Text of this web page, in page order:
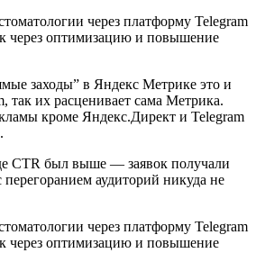
заходы” в Яндекс Метрике это и
так их расценивает сама Метрика.
кроме Яндекс.Директ и Telegram
CTR был выше — заявок получали
аудиторий никуда не